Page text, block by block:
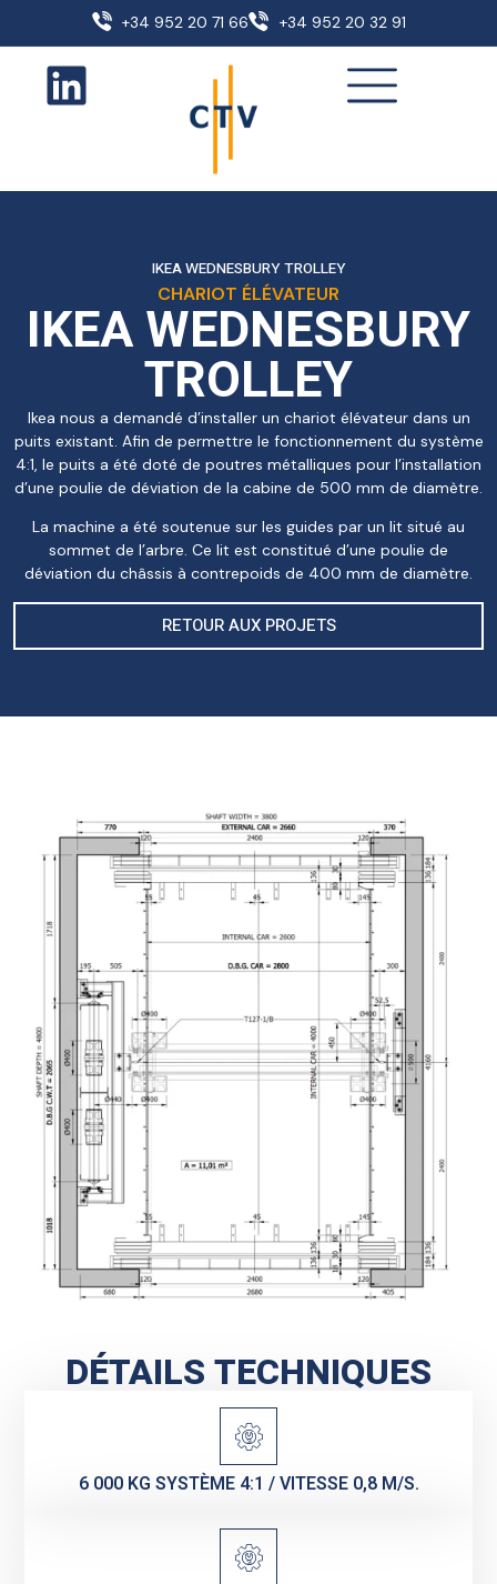
+34 952 20 71 66 +34 952 20 32 91
IKEA WEDNESBURY TROLLEY
CHARIOT ÉLÉVATEUR
IKEA WEDNESBURY
TROLLEY
Ikea nous a demandé d’installer un chariot élévateur dans un
puits existant. Afin de permettre le fonctionnement du système
4:1, le puits a été doté de poutres métalliques pour l’installation
d’une poulie de déviation de la cabine de 500 mm de diamètre.
La machine a été soutenue sur les guides par un lit situé au
sommet de l’arbre. Ce lit est constitué d’une poulie de
déviation du châssis à contrepoids de 400 mm de diamètre.
RETOUR AUX PROJETS
DÉTAILS TECHNIQUES
6 000 KG SYSTÈME 4:1 / VITESSE 0,8 M/S.